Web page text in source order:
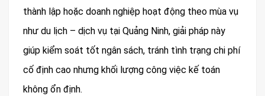
thành lập hoặc doanh nghiệp hoạt động theo mùa vụ
như du lịch – dịch vụ tại Quảng Ninh, giải pháp này
giúp kiểm soát tốt ngân sách, tránh tình trạng chi phí
cố định cao nhưng khối lượng công việc kế toán
không ổn định.